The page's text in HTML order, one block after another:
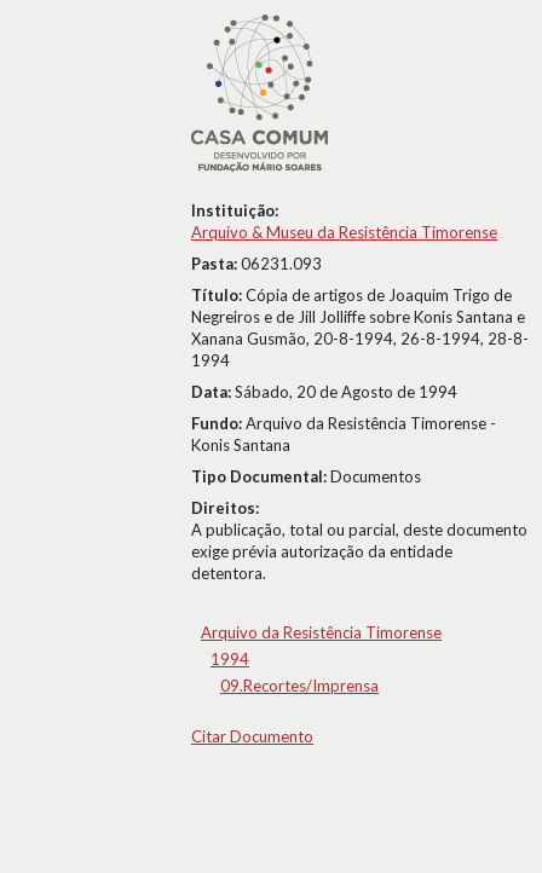
Instituição:
Arquivo & Museu da Resistência Timorense
Pasta:06231.093
Título:Cópia de artigos de Joaquim Trigo de
Negreiros e de Jill Jolliffe sobre Konis Santana e
Xanana Gusmão, 20-8-1994, 26-8-1994, 28-8-
1994
Data:Sábado, 20 de Agosto de 1994
Fundo:Arquivo da Resistência Timorense -
Konis Santana
Tipo Documental:Documentos
Direitos:
A publicação, total ou parcial, deste documento
exige prévia autorização da entidade
detentora.
Arquivo da Resistência Timorense
1994
09.Recortes/Imprensa
Citar Documento